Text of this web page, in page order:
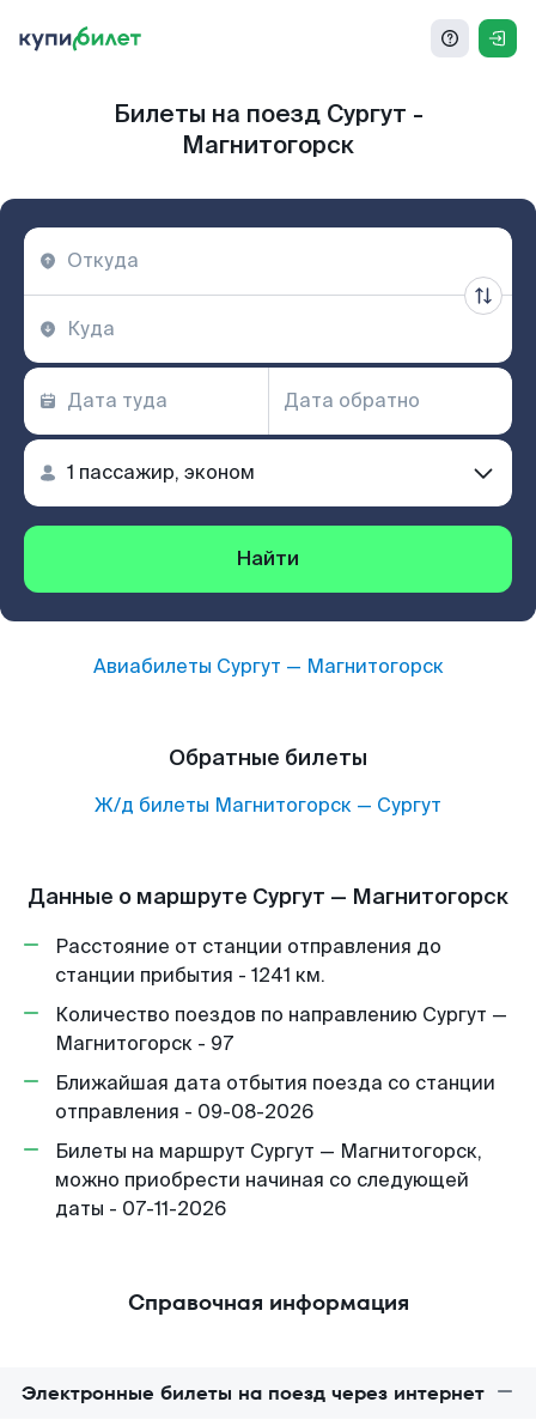
Билеты на поезд Сургут -
Магнитогорск
Найти
Авиабилеты Сургут — Магнитогорск
Обратные билеты
Ж/д билеты Магнитогорск — Сургут
Данные о маршруте Сургут — Магнитогорск
Расстояние от станции отправления до
станции прибытия - 1241 км.
Количество поездов по направлению Сургут —
Магнитогорск - 97
Ближайшая дата отбытия поезда со станции
отправления - 09-08-2026
Билеты на маршрут Сургут — Магнитогорск,
можно приобрести начиная со следующей
даты - 07-11-2026
Справочная информация
Электронные билеты на поезд через интернет